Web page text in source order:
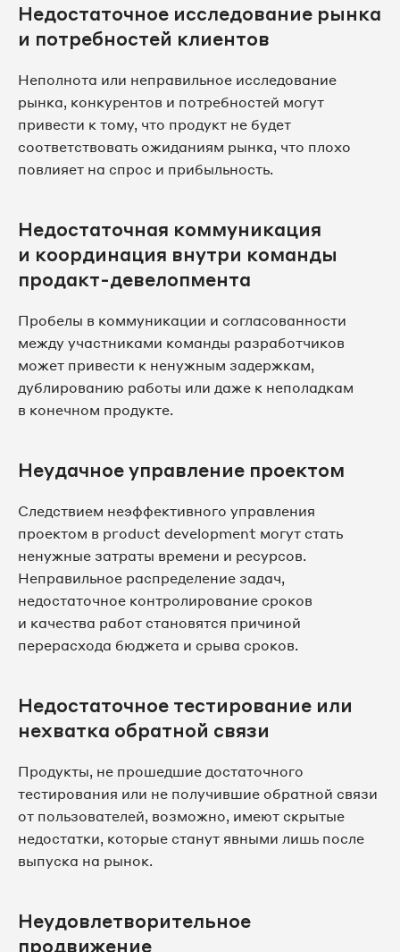
Недостаточное исследование рынка
и потребностей клиентов
Неполнота или неправильное исследование
рынка, конкурентов и потребностей могут
привести к тому, что продукт не будет
соответствовать ожиданиям рынка, что плохо
повлияет на спрос и прибыльность.
Недостаточная коммуникация
и координация внутри команды
продакт-девелопмента
Пробелы в коммуникации и согласованности
между участниками команды разработчиков
может привести к ненужным задержкам,
дублированию работы или даже к неполадкам
в конечном продукте.
Неудачное управление проектом
Следствием неэффективного управления
проектом в product development могут стать
ненужные затраты времени и ресурсов.
Неправильное распределение задач,
недостаточное контролирование сроков
и качества работ становятся причиной
перерасхода бюджета и срыва сроков.
Недостаточное тестирование или
нехватка обратной связи
Продукты, не прошедшие достаточного
тестирования или не получившие обратной связи
от пользователей, возможно, имеют скрытые
недостатки, которые станут явными лишь после
выпуска на рынок.
Неудовлетворительное
продвижение